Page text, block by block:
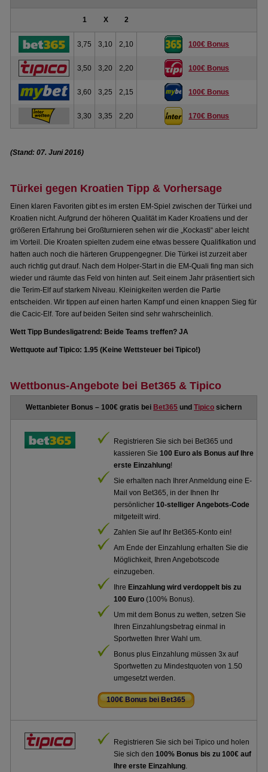
1 X 2
3,75 3,10 2,10 100€ Bonus
3,50 3,20 2,20 100€ Bonus
3,60 3,25 2,15 100€ Bonus
3,30 3,35 2,20 170€ Bonus
(Stand: 07. Juni 2016)
Türkei gegen Kroatien Tipp & Vorhersage
Einen klaren Favoriten gibt es im ersten EM-Spiel zwischen der Türkei und
Kroatien nicht. Aufgrund der höheren Qualität im Kader Kroatiens und der
größeren Erfahrung bei Großturnieren sehen wir die „Kockasti“ aber leicht
im Vorteil. Die Kroaten spielten zudem eine etwas bessere Qualifikation und
hatten auch noch die härteren Gruppengegner. Die Türkei ist zurzeit aber
auch richtig gut drauf. Nach dem Holper-Start in die EM-Quali fing man sich
wieder und räumte das Feld von hinten auf. Seit einem Jahr präsentiert sich
die Terim-Elf auf starkem Niveau. Kleinigkeiten werden die Partie
entscheiden. Wir tippen auf einen harten Kampf und einen knappen Sieg für
die Cacic-Elf. Tore auf beiden Seiten sind sehr wahrscheinlich.
Wett Tipp Bundesligatrend: Beide Teams treffen? JA
Wettquote auf Tipico: 1.95 (Keine Wettsteuer bei Tipico!)
Wettbonus-Angebote bei Bet365 & Tipico
Wettanbieter Bonus – 100€ gratis bei Bet365 undTipico sichern
Registrieren Sie sich bei Bet365 und
kassieren Sie100 Euro als Bonus auf Ihre
erste Einzahlung!
Sie erhalten nach Ihrer Anmeldung eine E-
Mail von Bet365, in der Ihnen Ihr
persönlicher10-stelliger Angebots-Code
mitgeteilt wird.
Zahlen Sie auf Ihr Bet365-Konto ein!
Am Ende der Einzahlung erhalten Sie die
Möglichkeit, Ihren Angebotscode
einzugeben.
Ihre Einzahlung wird verdoppelt bis zu
100 Euro (100% Bonus).
Um mit dem Bonus zu wetten, setzen Sie
Ihren Einzahlungsbetrag einmal in
Sportwetten Ihrer Wahl um.
Bonus plus Einzahlung müssen 3x auf
Sportwetten zu Mindestquoten von 1.50
umgesetzt werden.
100€ Bonus bei Bet365
Registrieren Sie sich bei Tipico und holen
Sie sich den100% Bonus bis zu 100€ auf
Ihre erste Einzahlung.